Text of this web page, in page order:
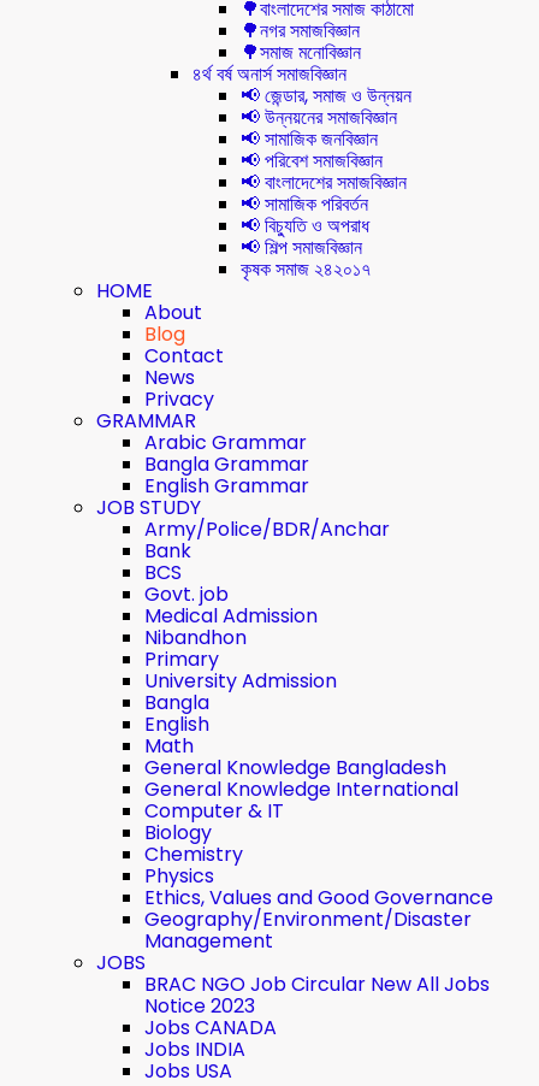
🌳বাংলাদেশের সমাজ কাঠামো
🌳নগর সমাজবিজ্ঞান
🌳সমাজ মনোবিজ্ঞান
৪র্থ বর্ষ অনার্স সমাজবিজ্ঞান
📢 জেন্ডার, সমাজ ও উন্নয়ন
📢 উন্নয়নের সমাজবিজ্ঞান
📢 সামাজিক জনবিজ্ঞান
📢 পরিবেশ সমাজবিজ্ঞান
📢 বাংলাদেশের সমাজবিজ্ঞান
📢 সামাজিক পরিবর্তন
📢 বিচ্যুতি ও অপরাধ
📢 শিল্প সমাজবিজ্ঞান
কৃষক সমাজ ২৪২০১৭
HOME
About
Blog
Contact
News
Privacy
GRAMMAR
Arabic Grammar
Bangla Grammar
English Grammar
JOB STUDY
Army/Police/BDR/Anchar
Bank
BCS
Govt. job
Medical Admission
Nibandhon
Primary
University Admission
Bangla
English
Math
General Knowledge Bangladesh
General Knowledge International
Computer & IT
Biology
Chemistry
Physics
Ethics, Values ​​and Good Governance
Geography/Environment/Disaster
Management
JOBS
BRAC NGO Job Circular New All Jobs
Notice 2023
Jobs CANADA
Jobs INDIA
Jobs USA